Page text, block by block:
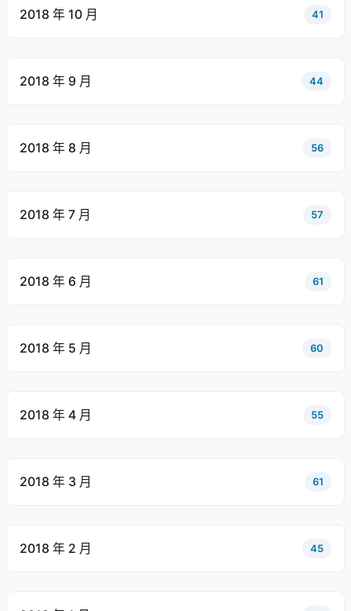
2018 年 10 月 41
2018 年 9 月 44
2018 年 8 月 56
2018 年 7 月 57
2018 年 6 月 61
2018 年 5 月 60
2018 年 4 月 55
2018 年 3 月 61
2018 年 2 月 45